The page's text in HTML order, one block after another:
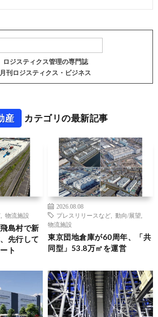
ロジスティクス管理の専門誌
月刊ロジスティクス・ビジネス
産 カテゴリの最新記事
物流施設
島村で新
先行して
ト
2026.08.08
プレスリリースなど
動向/展望
物流施設
東京団地倉庫が60周年、「共
同型」53.8万㎡を運営